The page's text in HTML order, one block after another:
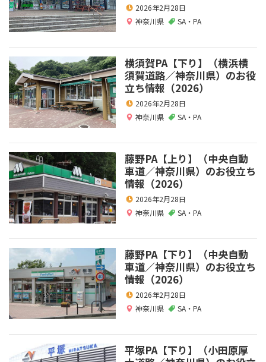
2026年2月28日
神奈川県
SA・PA
横須賀PA【下り】（横浜横
須賀道路／神奈川県）のお役
立ち情報（2026）
2026年2月28日
神奈川県
SA・PA
藤野PA【上り】（中央自動
車道／神奈川県）のお役立ち
情報（2026）
2026年2月28日
神奈川県
SA・PA
藤野PA【下り】（中央自動
車道／神奈川県）のお役立ち
情報（2026）
2026年2月28日
神奈川県
SA・PA
平塚PA【下り】（小田原厚